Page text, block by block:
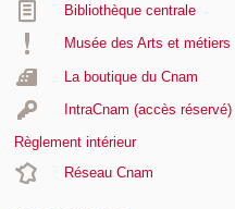
Bibliothèque centrale
Musée des Arts et métiers
La boutique du Cnam
IntraCnam (accès réservé)
Règlement intérieur
Réseau Cnam